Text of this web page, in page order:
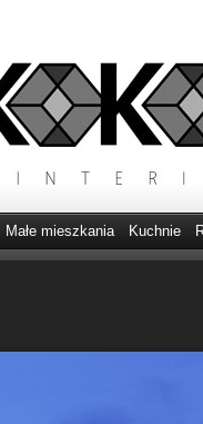
Małe mieszkania Kuchnie